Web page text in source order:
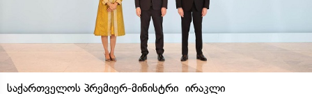
საქართველოს პრემიერ-მინისტრი ირაკლი